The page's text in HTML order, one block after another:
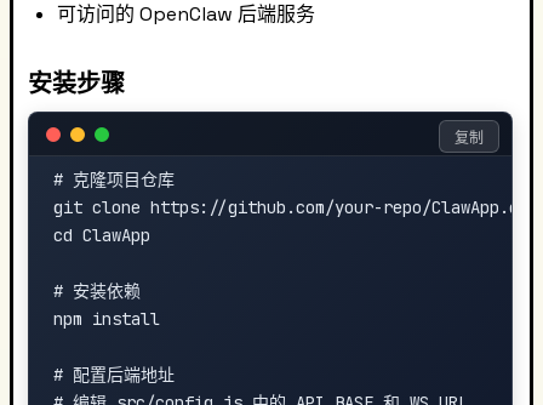
可访问的 OpenClaw 后端服务
安装步骤
# 克隆项目仓库
git clone https://github.com/your-repo/ClawApp.git
cd ClawApp
# 安装依赖
npm install
# 配置后端地址
复制